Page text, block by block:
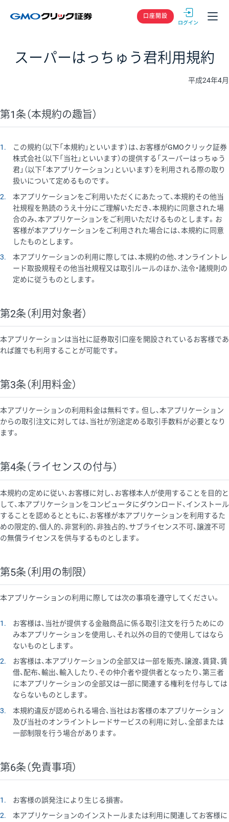
GMOクリック
口座開設
スーパーはっちゅう君利用規約
平成24年4月
第1条（本規約の趣旨）
1
この規約（以下「本規約」といいます）は、お客様がGMOクリック証券
株式会社（以下「当社」といいます）の提供する「スーパーはっちゅう
君」（以下「本アプリケーション」といいます）を利用される際の取り
扱いについて定めるものです。
2
本アプリケーションをご利用いただくにあたって、本規約その他当
社規程を熟読のうえ十分にご理解いただき、本規約に同意された場
合のみ、本アプリケーションをご利用いただけるものとします。お
客様が本アプリケーションをご利用された場合には、本規約に同意
したものとします。
3
本アプリケーションの利用に際しては、本規約の他、オンライントレ
ード取扱規程その他当社規程又は取引ルールのほか、法令・諸規則の
定めに従うものとします。
第2条（利用対象者）
本アプリケーションは当社に証券取引口座を開設されているお客様であ
れば誰でも利用することが可能です。
第3条（利用料金）
本アプリケーションの利用料金は無料です。但し、本アプリケーション
からの取引注文に対しては、当社が別途定める取引手数料が必要となり
ます。
第4条（ライセンスの付与）
本規約の定めに従い、お客様に対し、お客様本人が使用することを目的と
して、本アプリケーションをコンピュータにダウンロード、インストール
することを認めるとともに、お客様が本アプリケーションを利用するた
めの限定的、個人的、非営利的、非独占的、サブライセンス不可、譲渡不可
の無償ライセンスを供与するものとします。
第5条（利用の制限）
本アプリケーションの利用に際しては次の事項を遵守してください。
1
お客様は、当社が提供する金融商品に係る取引注文を行うためにの
み本アプリケーションを使用し、それ以外の目的で使用してはなら
ないものとします。
2
お客様は、本アプリケーションの全部又は一部を販売、譲渡、賃貸、賃
借、配布、輸出、輸入したり、その仲介者や提供者となったり、第三者
に本アプリケーションの全部又は一部に関連する権利を付与しては
ならないものとします。
3
本規約違反が認められる場合、当社はお客様の本アプリケーション
及び当社のオンライントレードサービスの利用に対し、全部または
一部制限を行う場合があります。
第6条（免責事項）
1
お客様の誤発注により生じる損害。
2
本アプリケーションのインストールまたは利用に関連してお客様に